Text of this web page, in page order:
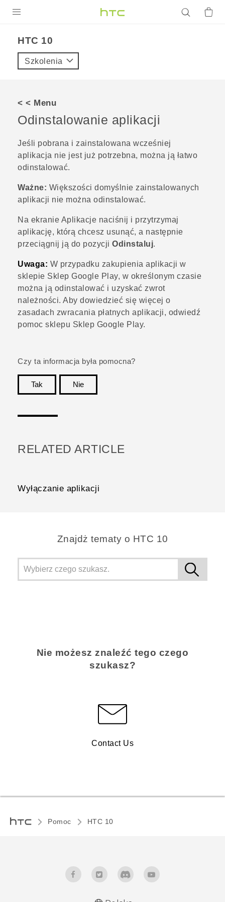
VIVE
POMOC TECHNICZNA
HTC 10‎
Szkolenia
< < Menu
Odinstalowanie aplikacji
Jeśli pobrana i zainstalowana wcześniej
aplikacja nie jest już potrzebna, można ją łatwo
odinstalować.
Ważne: Większości domyślnie zainstalowanych
aplikacji nie można odinstalować.
Na ekranie Aplikacje naciśnij i przytrzymaj
aplikację, którą chcesz usunąć, a następnie
przeciągnij ją do pozycji Odinstaluj.
Uwaga: W przypadku zakupienia aplikacji w
sklepie Sklep Google Play, w określonym czasie
można ją odinstalować i uzyskać zwrot
należności. Aby dowiedzieć się więcej o
zasadach zwracania płatnych aplikacji, odwiedź
pomoc sklepu Sklep Google Play.
Czy ta informacja była pomocna?
Tak
Nie
RELATED ARTICLE
Wyłączanie aplikacji
Znajdż tematy o HTC 10
Nie możesz znaleźć tego czego
szukasz?
Contact Us
Pomoc HTC 10‎